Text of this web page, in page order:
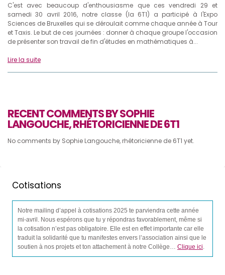
C'est avec beaucoup d'enthousiasme que ces vendredi 29 et
samedi 30 avril 2016, notre classe (la 6T1) a participé à l'Expo
Sciences de Bruxelles qui se déroulait comme chaque année à Tour
et Taxis. Le but de ces journées : donner à chaque groupe l'occasion
de présenter son travail de fin d'études en mathématiques à...
Lire la suite
RECENT COMMENTS BY SOPHIE
LANGOUCHE, RHÉTORICIENNE DE 6T1
No comments by Sophie Langouche, rhétoricienne de 6T1 yet.
Cotisations
Notre mailing d’appel à cotisations 2025 te parviendra cette année
mi-avril. Nous espérons que tu y répondras favorablement, même si
la cotisation n’est pas obligatoire. Elle est en effet importante car elle
traduit la solidarité que tu manifestes envers l’association ainsi que le
soutien à nos projets et ton attachement à notre Collège… Clique ici